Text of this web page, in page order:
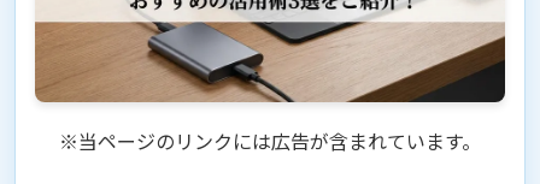
※当ページのリンクには広告が含まれています。